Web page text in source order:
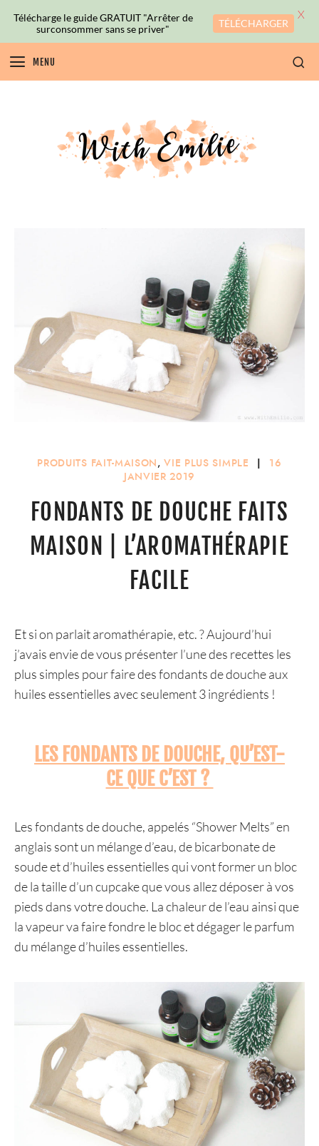
MENU
PRODUITS FAIT-MAISON,VIE PLUS SIMPLE |
16
JANVIER 2019
FONDANTS DE DOUCHE FAITS
MAISON | L’AROMATHÉRAPIE
FACILE
Et si on parlait aromathérapie, etc. ? Aujourd’hui
j’avais envie de vous présenter l’une des recettes les
plus simples pour faire des fondants de douche aux
huiles essentielles avec seulement 3 ingrédients !
LES FONDANTS DE DOUCHE, QU’EST-
CE QUE C’EST ?
Les fondants de douche, appelés “Shower Melts” en
anglais sont un mélange d’eau, de bicarbonate de
soude et d’huiles essentielles qui vont former un bloc
de la taille d’un cupcake que vous allez déposer à vos
pieds dans votre douche. La chaleur de l’eau ainsi que
la vapeur va faire fondre le bloc et dégager le parfum
du mélange d’huiles essentielles.
Télécharge le guide GRATUIT "Arrêter de
surconsommer sans se priver"
TÉLÉCHARGER
X